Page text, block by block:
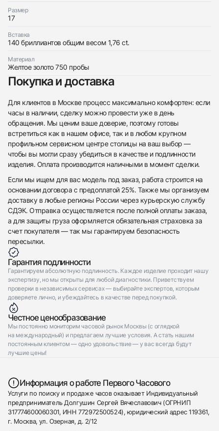
Размер
17
Вставка
140 бриллиантов общим весом 1,76 ct.
Материал
Желтое золото 750 пробы
Покупка и доставка
Для клиентов в Москве процесс максимально комфортен: если
часы в наличии, сделку можно провести уже в день
обращения. Мы ценим ваше доверие, поэтому готовы
встретиться как в нашем офисе, так и в любом крупном
профильном сервисном центре столицы на ваш выбор —
чтобы вы могли сразу убедиться в качестве и подлинности
изделия. Оплата производится наличными в момент сделки.
Если мы ищем для вас модель под заказ, работа строится на
основании договора с предоплатой 25%. Также мы организуем
доставку в любые регионы России через курьерскую службу
СДЭК. Отправка осуществляется после полной оплаты заказа,
а для защиты груза оформляется обязательная страховка за
счет покупателя — так мы гарантируем безопасность
пересылки.
Гарантия подлинности
Гарантируем абсолютную подлинность. Каждое изделие проходит нашу
экспертизу, но мы открыты для любой диагностики. Приветствуем
проверки в независимых сервисах — выбирайте экспертов, которым
доверяете лично, и убеждайтесь в качестве перед покупкой.
Честное ценообразование
Мы постоянно мониторим часовой рынок Москвы (с оглядкой
на международный) и предлагаем лучшие условия. А стать нашим
постоянным клиентом — одно удовольствие — у вас всегда будут
лучшие цены!
Информация о работе Первого Часового
Услуги по поиску и продаже часов оказывает Индивидуальный
предприниматель Долгушин Сергей Вячеславович (ОГРНИП
317774600060301, ИНН 772972500524), юридический адрес 119361,
г. Москва, ул. Озерная, д. 2/12
Отправить заявку